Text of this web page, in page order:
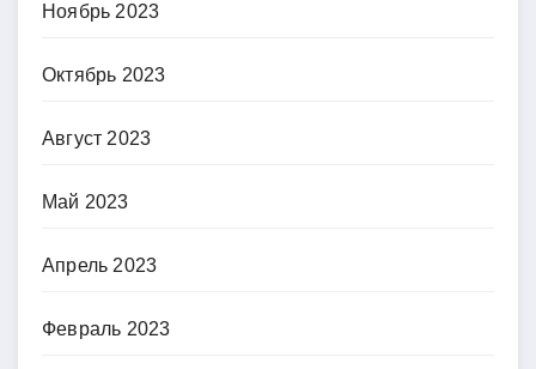
Ноябрь 2023
Октябрь 2023
Август 2023
Май 2023
Апрель 2023
Февраль 2023